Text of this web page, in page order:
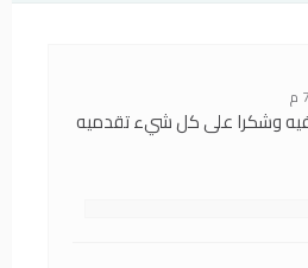
وشكرا على كل شيء تقدميه